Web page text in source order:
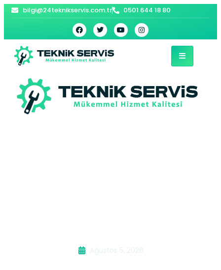
bilgi@24teknikservis.com.tr 0501 644 18 80
Ağustos 5, 2026